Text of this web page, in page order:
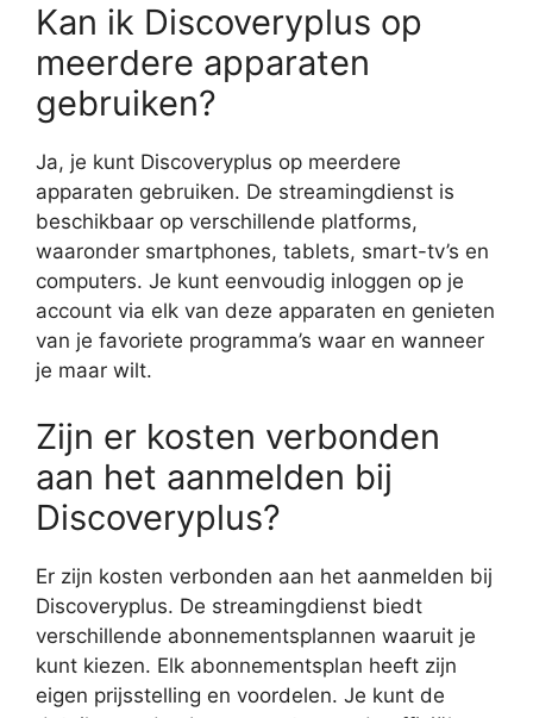
Kan ik Discoveryplus op
meerdere apparaten
gebruiken?
Ja, je kunt Discoveryplus op meerdere
apparaten gebruiken. De streamingdienst is
beschikbaar op verschillende platforms,
waaronder smartphones, tablets, smart-tv’s en
computers. Je kunt eenvoudig inloggen op je
account via elk van deze apparaten en genieten
van je favoriete programma’s waar en wanneer
je maar wilt.
Zijn er kosten verbonden
aan het aanmelden bij
Discoveryplus?
Er zijn kosten verbonden aan het aanmelden bij
Discoveryplus. De streamingdienst biedt
verschillende abonnementsplannen waaruit je
kunt kiezen. Elk abonnementsplan heeft zijn
eigen prijsstelling en voordelen. Je kunt de